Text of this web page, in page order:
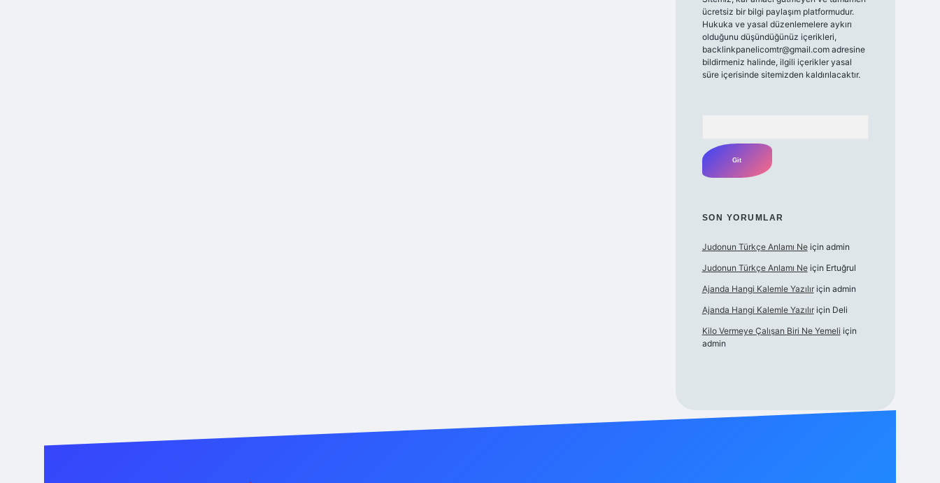
ücretsiz bir bilgi paylaşım platformudur.
Hukuka ve yasal düzenlemelere aykırı
olduğunu düşündüğünüz içerikleri,
backlinkpanelicomtr@gmail.comadresine
bildirmeniz halinde, ilgili içerikler yasal
süre içerisinde sitemizden kaldırılacaktır.
SON YORUMLAR
Judonun Türkçe Anlamı Neiçin admin
Judonun Türkçe Anlamı Neiçin Ertuğrul
Ajanda Hangi Kalemle Yazılıriçin admin
Ajanda Hangi Kalemle Yazılıriçin Deli
Kilo Vermeye Çalışan Biri Ne Yemeli için
admin